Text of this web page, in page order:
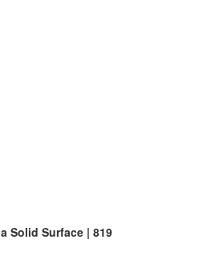
Solid Surface | 819